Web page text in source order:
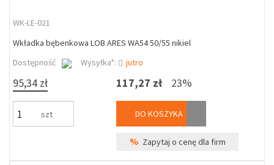
WK-LE-021
Wkładka bębenkowa LOB ARES WA54 50/55 nikiel
Dostępność
Wysyłka*: jutro
95,34 zł
szt
117,27 zł 23%
DO KOSZYKA
% Zapytaj o cenę dla firm